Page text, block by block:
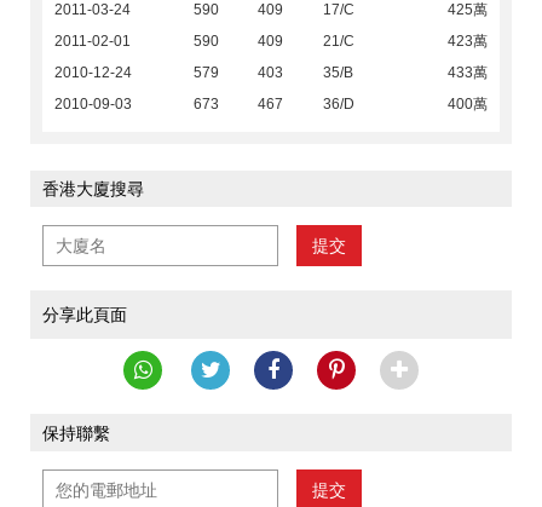
2011-03-24
590 409 17/C
425萬
2011-02-01
590 409 21/C
423萬
2010-12-24
579 403 35/B
433萬
2010-09-03
673 467 36/D 400萬
香港大廈搜尋
提交
分享此頁面
保持聯繫
提交